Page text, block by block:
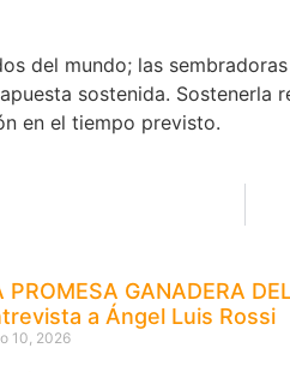
del mundo; las
sostenida.
en el tiempo previsto.
PROMESA GANADERA
a Ángel Luis Rossi
10, 2026